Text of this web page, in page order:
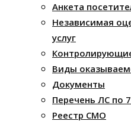
Анкета
Независимая
услуг
Виды
Документы
Перечень ЛС по
Реестр СМО